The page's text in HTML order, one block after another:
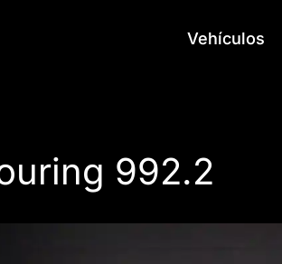
Vehículos
Vehículos
992.2